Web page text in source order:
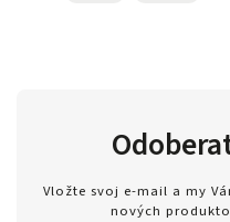
Vložte svoj e-mail a my
nových